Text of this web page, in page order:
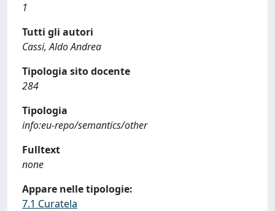
1
Tutti gli autori
Cassi, Aldo Andrea
Tipologia sito docente
284
Tipologia
info:eu-repo/semantics/other
Fulltext
none
Appare nelle tipologie:
7.1 Curatela